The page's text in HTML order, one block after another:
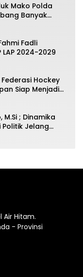
Mako Polda
Banyak
Fadli
LAP 2024-2029
Hockey
Siap Menjadi
M.Si ; Dinamika
Jelang
Air Hitam.
- Provinsi